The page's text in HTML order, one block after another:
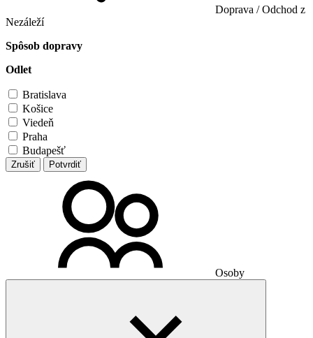
Doprava / Odchod z
Nezáleží
Spôsob dopravy
Odlet
Bratislava
Košice
Viedeň
Praha
Budapešť
Zrušiť Potvrdiť
Osoby